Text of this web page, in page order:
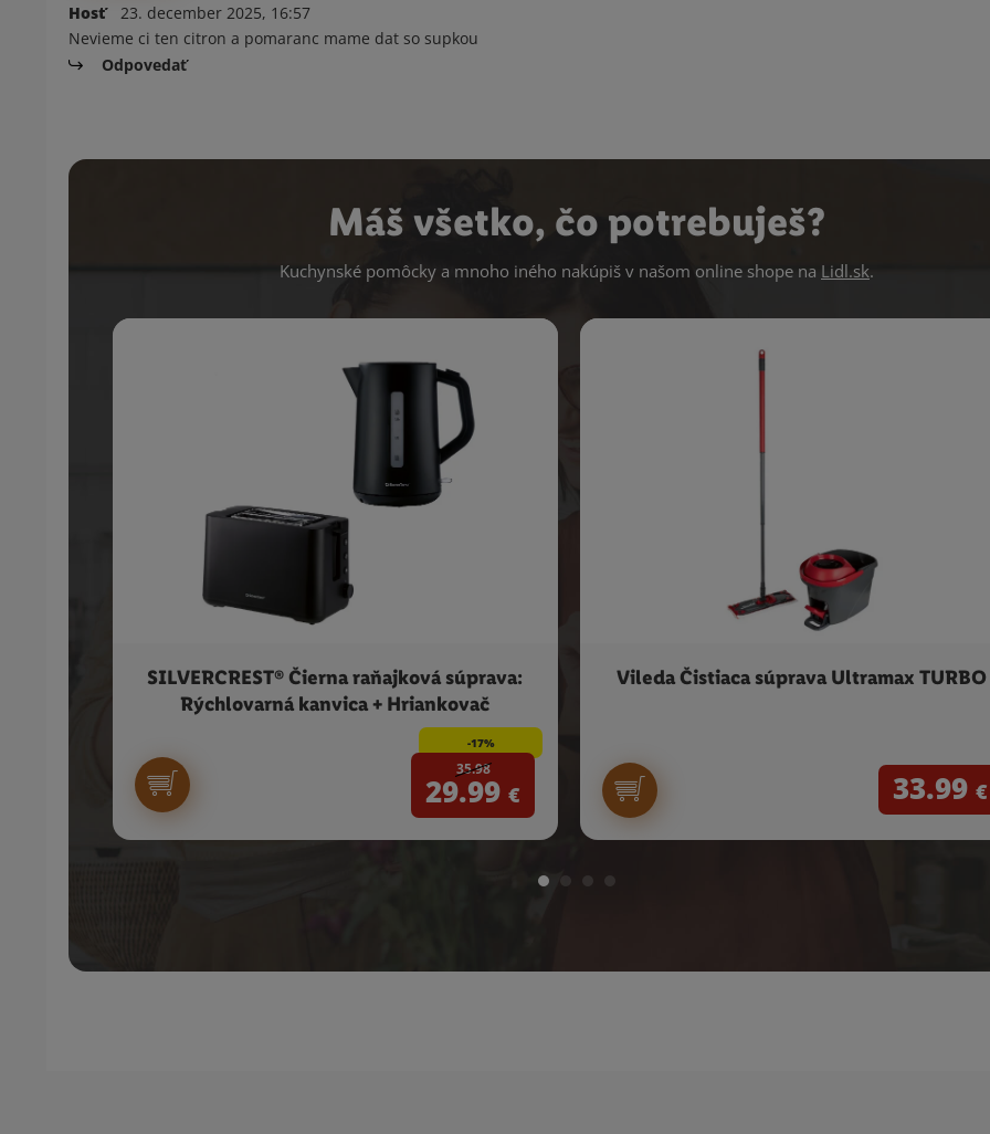
Hosť
23. december 2025, 16:57
Nevieme ci ten citron a pomaranc mame dat so supkou
Odpovedať
Máš všetko, čo potrebuješ?
Kuchynské pomôcky a mnoho iného nakúpiš v našom online shope na Lidl.sk.
SILVERCREST® Čierna raňajková súprava:
Rýchlovarná kanvica + Hriankovač
-17%
35.98
29.99 €
Vileda Čistiaca súprava Ultramax TURBO
33.99 €